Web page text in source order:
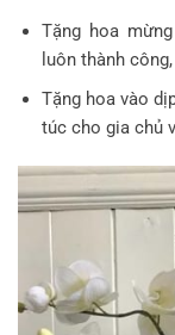
Tặng hoa
luôn thành
Tặng hoa vào
túc cho gia chủ